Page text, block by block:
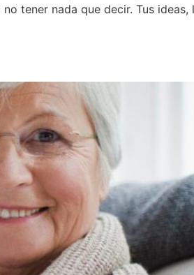
tener nada que decir. Tus ideas,